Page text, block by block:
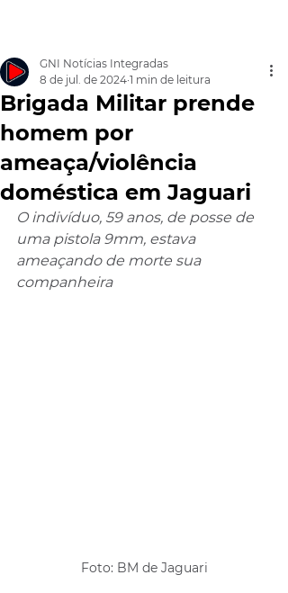
Brigada Militar prende
homem por
ameaça/violência
doméstica em Jaguari
GNI Notícias Integradas
8 de jul. de 2024 1 min de leitura
O indivíduo, 59 anos, de posse de
uma pistola 9mm, estava
ameaçando de morte sua
companheira
Foto: BM de Jaguari